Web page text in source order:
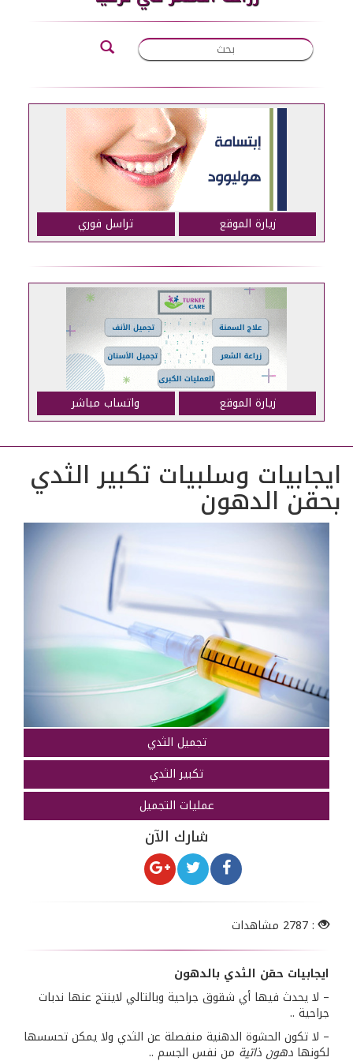
زيارة الموقع تراسل فوري
زيارة الموقع واتساب مباشر
ايجابيات وسلبيات تكبير الثدي
بحقن الدهون
تجميل الثدي
تكبير الثدي
عمليات التجميل
شارك الآن
: 2787 مشاهدات
ايجابيات حقن الثدي بالدهون
– لا يحدث فيها أي شقوق جراحية وبالتالي لاينتج عنها ندبات
جراحية ..
– لا تكون الحشوة الدهنية منفصلة عن الثدي ولا يمكن تحسسها
لكونها دهون ذاتية من نفس الجسم ..